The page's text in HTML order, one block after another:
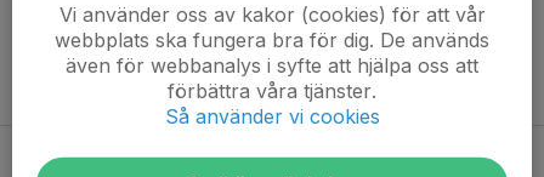
Tidigare nyheter
Lek med boll vårsäsongen -26
Vi använder oss av kakor (cookies) för att vår
webbplats ska fungera bra för dig. De används
även för webbanalys i syfte att hjälpa oss att
förbättra våra tjänster.
Så använder vi cookies